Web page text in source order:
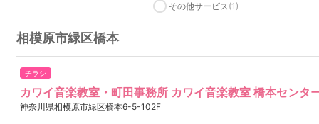
その他サービス(1)
相模原市緑区橋本
チラシ
カワイ音楽教室・町田事務所 カワイ音楽教室 橋本センタ
神奈川県相模原市緑区橋本6-5-102F